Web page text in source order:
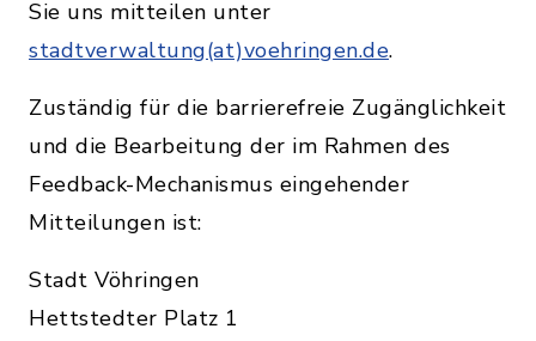
Sie uns mitteilen unter
stadtverwaltung(at)voehringen.de.
Zuständig für die barrierefreie Zugänglichkeit
und die Bearbeitung der im Rahmen des
Feedback-Mechanismus eingehender
Mitteilungen ist:
Stadt Vöhringen
Hettstedter Platz 1